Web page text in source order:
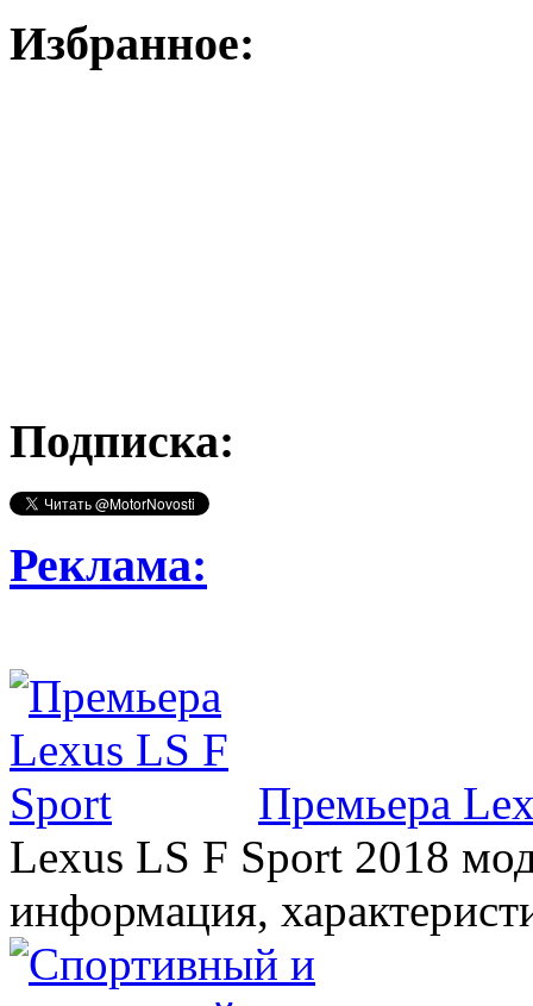
Избранное:
Подписка:
Реклама:
Премьера
Lexus LS F Sport 2018
информация,